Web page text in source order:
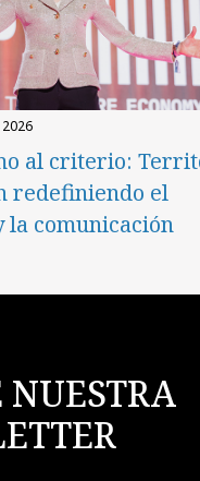
al criterio:
redefiniendo el
comunicación
NUESTRA